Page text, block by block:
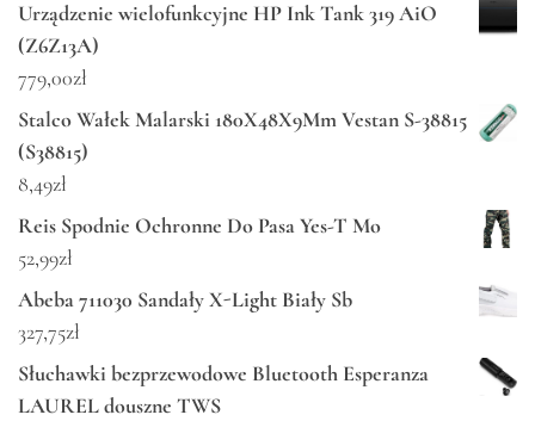
Urządzenie wielofunkcyjne HP Ink Tank 319 AiO
(Z6Z13A)
779,00zł
Stalco Wałek Malarski 180X48X9Mm Vestan S-38815
(S38815)
8,49zł
Reis Spodnie Ochronne Do Pasa Yes-T Mo
52,99zł
Abeba 711030 Sandały X-Light Biały Sb
327,75zł
Słuchawki bezprzewodowe Bluetooth Esperanza
LAUREL douszne TWS